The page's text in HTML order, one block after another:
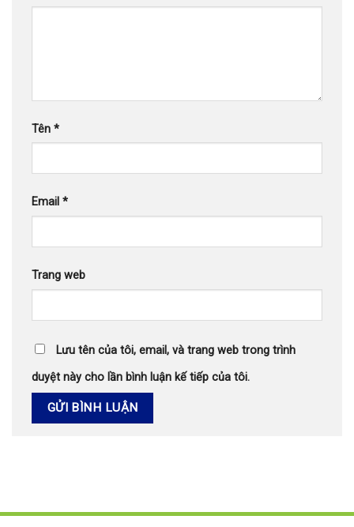
Tên *
Email *
Trang web
Lưu tên của tôi, email, và trang web trong trình
duyệt này cho lần bình luận kế tiếp của tôi.